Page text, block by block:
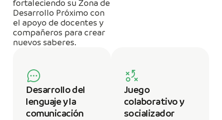
fortaleciendo su Zona de
Desarrollo Próximo con
el apoyo de docentes y
compañeros para crear
nuevos saberes.
Desarrollo del
lenguaje y la
comunicación
Juego
colaborativo y
socializador